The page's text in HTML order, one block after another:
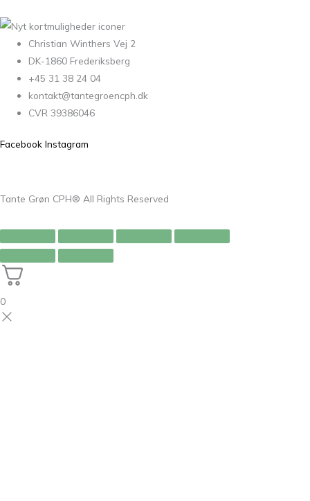
Christian Winthers Vej 2
DK-1860 Frederiksberg
+45 31 38 24 04
kontakt@tantegroencph.dk
CVR 39386046
Facebook Instagram
Tante Grøn CPH® All Rights Reserved
0